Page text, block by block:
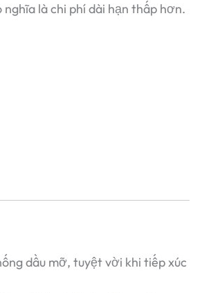
là chi phí dài hạn thấp hơn.
dầu mỡ, tuyệt vời khi tiếp xúc